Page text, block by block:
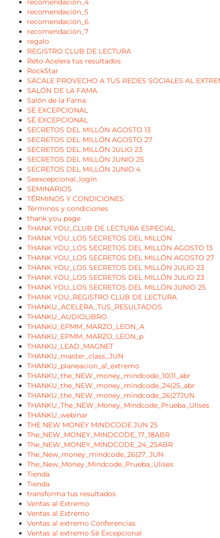
recomendación_4
recomendación_5
recomendación_6
recomendación_7
regalo
REGISTRO CLUB DE LECTURA
Reto Acelera tus resultados
RockStar
SÁCALE PROVECHO A TUS REDES SOCIALES AL
SALÓN DE LA FAMA
Salón de la Fama
SÉ EXCEPCIONAL
SÉ EXCEPCIONAL
SECRETOS DEL MILLÓN AGOSTO 13
SECRETOS DEL MILLÓN AGOSTO 27
SECRETOS DEL MILLÓN JULIO 23
SECRETOS DEL MILLÓN JUNIO 25
SECRETOS DEL MILLÓN JUNIO 4
Seexcepcional_login
SEMINARIOS
TÉRMINOS Y CONDICIONES
Términos y condiciones
thank you page
THANK YOU_CLUB DE LECTURA ESPECIAL
THANK YOU_LOS SECRETOS DEL MILLÓN
THANK YOU_LOS SECRETOS DEL MILLÓN AGOSTO 13
THANK YOU_LOS SECRETOS DEL MILLÓN AGOSTO 27
THANK YOU_LOS SECRETOS DEL MILLÓN JULIO 23
THANK YOU_LOS SECRETOS DEL MILLÓN JULIO 23
THANK YOU_LOS SECRETOS DEL MILLÓN JUNIO 25
THANK YOU_REGISTRO CLUB DE LECTURA
THANKU_ACELERA_TUS_RESULTADOS
THANKU_AUDIOLIBRO
THANKU_EPMM_MARZO_LEON_A
THANKU_EPMM_MARZO_LEON_p
THANKU_LEAD_MAGNET
THANKU_master_class_JUN
THANKU_planeacion_al_extremo
THANKU_the_NEW_money_mindcode_10|11_abr
THANKU_the_NEW_money_mindcode_24|25_abr
THANKU_the_NEW_money_mindcode_26|27JUN
THANKU_The_NEW_Money_Mindcode_Prueba_Ulises
THANKU_webinar
THE NEW MONEY MINDCODE JUN 25
The_NEW_MONEY_MINDCODE_17_18ABR
The_NEW_MONEY_MINDCODE_24_25ABR
The_New_money_mindcode_26|27_JUN
The_New_Money_Mindcode_Prueba_Ulises
Tienda
Tienda
transforma tus resultados
Ventas al Extremo
Ventas al Extremo
Ventas al extremo Conferencias
Ventas al extremo Sé Excepcional